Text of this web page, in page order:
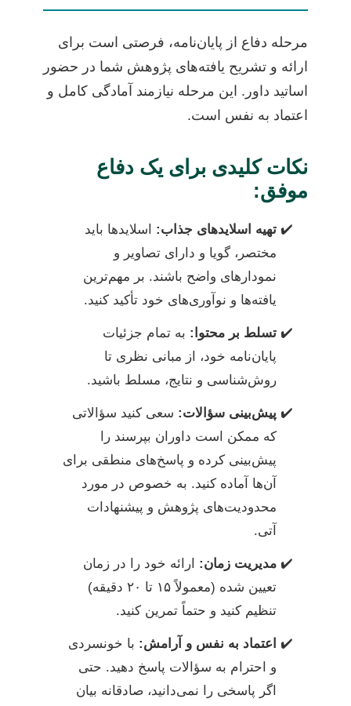
مرحله دفاع از پایان‌نامه، فرصتی است برای
ارائه و تشریح یافته‌های پژوهش شما در حضور
اساتید داور. این مرحله نیازمند آمادگی کامل و
اعتماد به نفس است.
نکات کلیدی برای یک دفاع
موفق:
تهیه اسلاید‌های جذاب: اسلاید‌ها باید
مختصر، گویا و دارای تصاویر و
نمودارهای واضح باشند. بر مهم‌ترین
یافته‌ها و نوآوری‌های خود تأکید کنید.
تسلط بر محتوا: به تمام جزئیات
پایان‌نامه خود، از مبانی نظری تا
روش‌شناسی و نتایج، مسلط باشید.
پیش‌بینی سؤالات: سعی کنید سؤالاتی
که ممکن است داوران بپرسند را
پیش‌بینی کرده و پاسخ‌های منطقی برای
آن‌ها آماده کنید. به خصوص در مورد
محدودیت‌های پژوهش و پیشنهادات
آتی.
مدیریت زمان: ارائه خود را در زمان
تعیین شده (معمولاً ۱۵ تا ۲۰ دقیقه)
تنظیم کنید و حتماً تمرین کنید.
اعتماد به نفس و آرامش: با خونسردی
و احترام به سؤالات پاسخ دهید. حتی
اگر پاسخی را نمی‌دانید، صادقانه بیان